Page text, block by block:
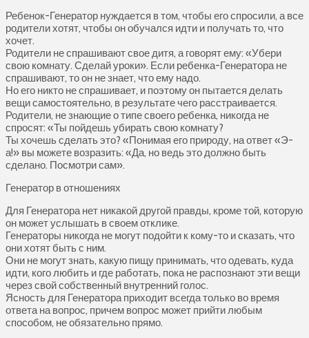
Ребенок-Генератор нуждается в том, чтобы его спросили, а все
родители хотят, чтобы он обучался идти и получать то, что
хочет.
Родители не спрашивают свое дитя, а говорят ему: «Убери
свою комнату. Сделай уроки». Если ребенка-Генератора не
спрашивают, то он не знает, что ему надо.
Но его никто не спрашивает, и поэтому он пытается делать
вещи самостоятельно, в результате чего расстраивается.
Родители, не знающие о типе своего ребенка, никогда не
спросят: «Ты пойдешь убирать свою комнату?
Ты хочешь сделать это? «Понимая его природу, на ответ «Э-
а!» вы можете возразить: «Да, но ведь это должно быть
сделано. Посмотри сам».
Генератор в отношениях
Для Генератора нет никакой другой правды, кроме той, которую
он может услышать в своем отклике.
Генераторы никогда не могут подойти к кому-то и сказать, что
они хотят быть с ним.
Они не могут знать, какую пищу принимать, что одевать, куда
идти, кого любить и где работать, пока не распознают эти вещи
через свой собственный внутренний голос.
Ясность для Генератора приходит всегда только во время
ответа на вопрос, причем вопрос может прийти любым
способом, не обязательно прямо.